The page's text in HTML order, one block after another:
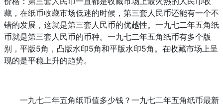
藏，在纸币收藏市场低迷的时候，第三套人民币还能有一个不
错的发展，这就是第三套人民币的优越性。一九七二年五角纸
币就是第三套人民币的币种。一九七二年五角纸币有多个版
别，平版5角，凸版水印5角和平版水印5角。在收藏市场上呈
现的是平稳上升的趋势。
一九七二年五角纸币值多少钱？一九七二年五角纸币最新